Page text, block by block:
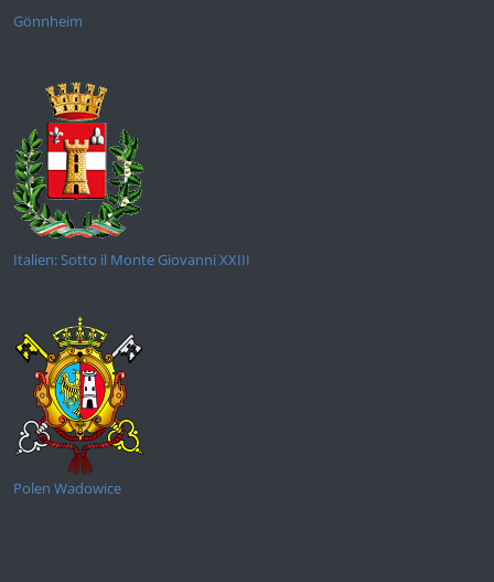
Gönnheim
Italien: Sotto il Monte Giovanni XXIII
Polen Wadowice